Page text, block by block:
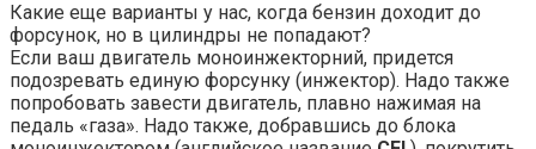
Какие еще варианты у нас, когда бензин доходит до
форсунок, но в цилиндры не попадают?
Если ваш двигатель моноинжекторний, придется
подозревать единую форсунку (инжектор). Надо также
попробовать завести двигатель, плавно нажимая на
педаль «газа». Надо также, добравшись до блока